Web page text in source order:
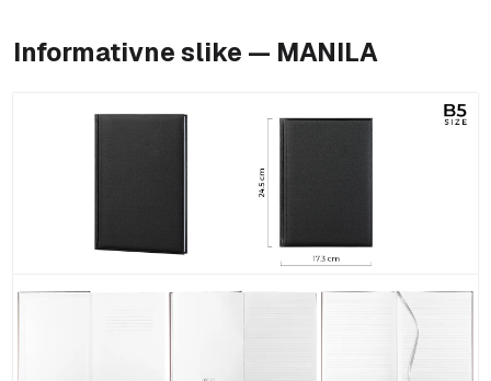
Informativne slike — MANILA